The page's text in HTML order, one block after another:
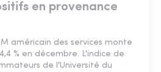
en provenance
américain des services monte
% en décembre. L'indice de
de l'Université du